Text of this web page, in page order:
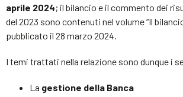
aprile 2024; il bilancio e il commento dei
del 2023 sono contenuti nel volume “Il
pubblicato il 28 marzo 2024.
I temi trattati nella relazione sono dunque i
La gestione della Banca